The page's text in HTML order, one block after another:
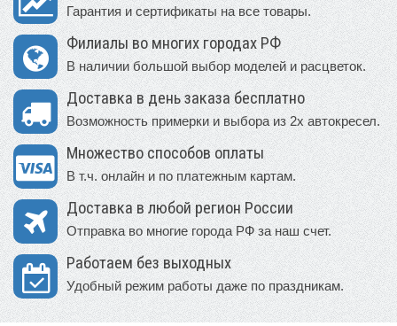
Гарантия и сертификаты на все товары.
Филиалы во многих городах РФ
В наличии большой выбор моделей и расцветок.
Доставка в день заказа бесплатно
Возможность примерки и выбора из 2х автокресел.
Множество способов оплаты
В т.ч. онлайн и по платежным картам.
Доставка в любой регион России
Отправка во многие города РФ за наш счет.
Работаем без выходных
Удобный режим работы даже по праздникам.